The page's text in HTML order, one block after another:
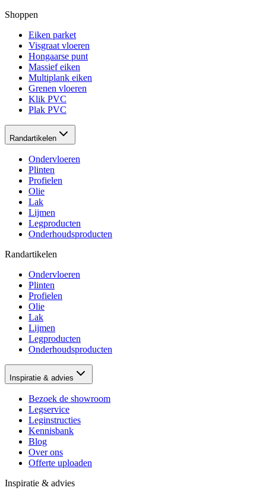
Shoppen
Eiken parket
Visgraat vloeren
Hongaarse punt
Massief eiken
Multiplank eiken
Grenen vloeren
Klik PVC
Plak PVC
Randartikelen
Ondervloeren
Plinten
Profielen
Olie
Lak
Lijmen
Legproducten
Onderhoudsproducten
Randartikelen
Ondervloeren
Plinten
Profielen
Olie
Lak
Lijmen
Legproducten
Onderhoudsproducten
Inspiratie & advies
Bezoek de showroom
Legservice
Leginstructies
Kennisbank
Blog
Over ons
Offerte uploaden
Inspiratie & advies